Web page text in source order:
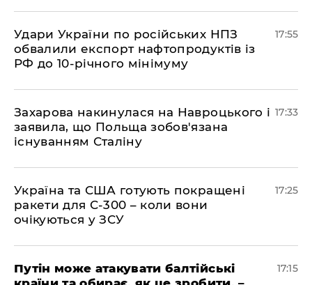
​Удари України по російських НПЗ
обвалили експорт нафтопродуктів із
РФ до 10-річного мінімуму
17:55
​Захарова накинулася на Навроцького і
заявила, що Польща зобов'язана
існуванням Сталіну
17:33
​Україна та США готують покращені
ракети для С-300 – коли вони
очікуються у ЗСУ
17:25
​Путін може атакувати балтійські
17:15